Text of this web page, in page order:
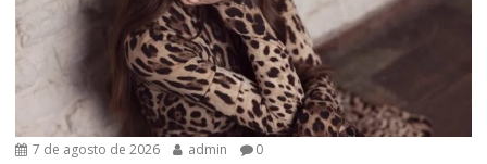
7 de agosto de 2026 admin 0